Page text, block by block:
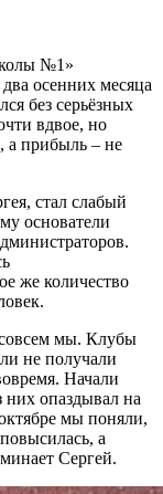
№1»
осенних месяца
без серьёзных
вдвое, но
а прибыль – не
стал слабый
основатели
же количество
совсем мы. Клубы
не получали
Начали
них опаздывал на
мы поняли,
а
Сергей.